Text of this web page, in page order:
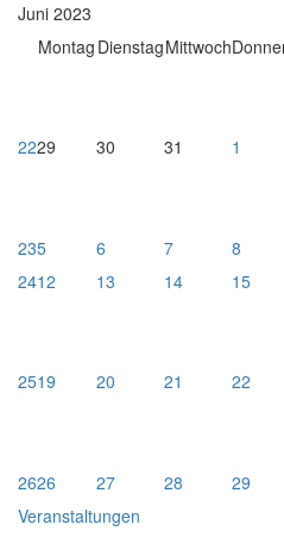
Juni 2023
Montag DienstagMittwoch
2229 30 31 1
235 6 7 8
2412 13 14 15
2519 20 21 22
2626 27 28 29
Veranstaltungen